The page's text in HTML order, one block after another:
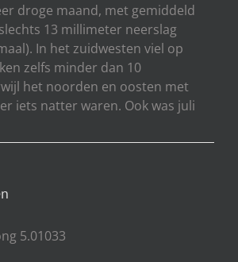
droge maand, met gemiddeld
13 millimeter neerslag
In het zuidwesten viel op
zelfs minder dan 10
het noorden en oosten met
iets natter waren. Ook was juli
5.01033